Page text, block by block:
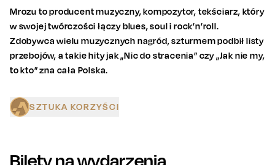
Mrozu to producent muzyczny, kompozytor, tekściarz, który
w swojej twórczości łączy blues, soul i rock’n’roll.
Zdobywca wielu muzycznych nagród, szturmem podbił listy
przebojów, a takie hity jak „Nic do stracenia” czy „Jak nie my,
to kto” zna cała Polska.
SZTUKA KORZYŚCI
Bilety na wydarzenia